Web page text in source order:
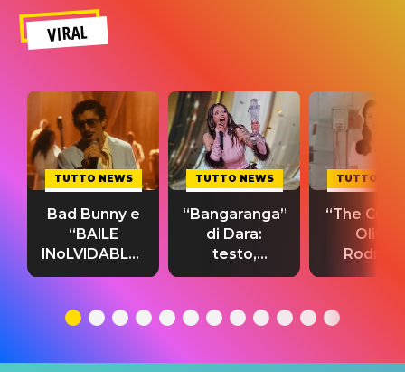
VIRAL
TUTTO NEWS
Bad Bunny e
“BAILE
INoLVIDABLE”:
testo,
significato
TUTTO NEWS
“Bangaranga”
di Dara:
testo,
traduzione e
del singolo
TUTTO
“The
Olivia
testo,